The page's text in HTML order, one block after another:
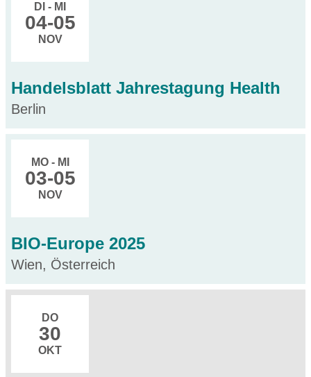
DI - MI
04-05
NOV
Handelsblatt Jahrestagung Health
Berlin
MO - MI
03-05
NOV
BIO-Europe 2025
Wien, Österreich
DO
30
OKT